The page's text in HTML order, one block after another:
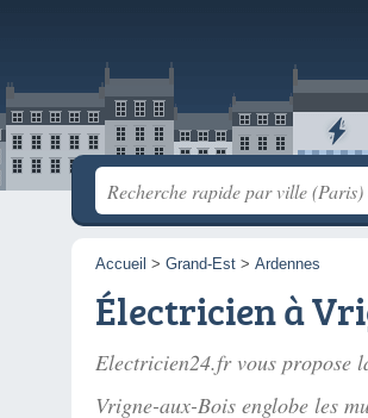
Accueil > Grand-Est > Ardennes
Électricien à
Electricien24.fr vous propose
Vrigne-aux-Bois englobe les